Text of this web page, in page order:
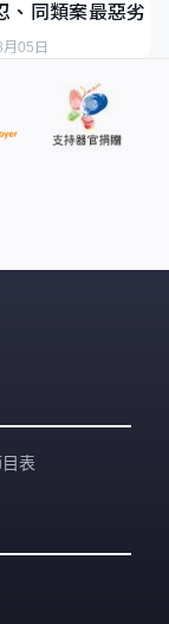
同類案最惡劣
05日
表